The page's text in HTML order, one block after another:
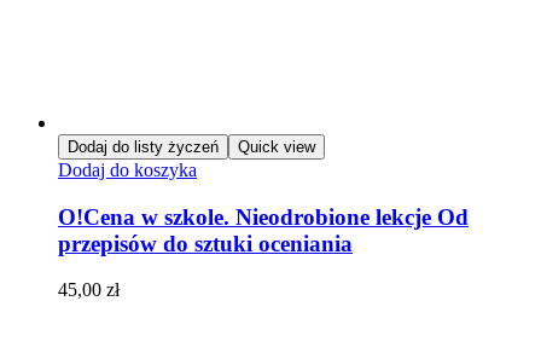
Dodaj do listy życzeń Quick view
Dodaj do koszyka
O!Cena w szkole. Nieodrobione lekcje Od
przepisów do sztuki oceniania
45,00 zł